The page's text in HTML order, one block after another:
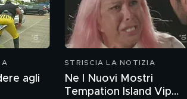
agli
STRISCIA LA NOTIZIA
Ne I Nuovi Mostri
Tempation Island Vip